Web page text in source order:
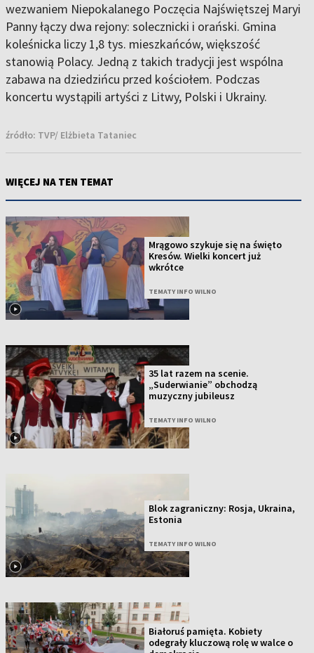
wezwaniem Niepokalanego Poczęcia Najświętszej Maryi
Panny łączy dwa rejony: solecznicki i orański. Gmina
koleśnicka liczy 1,8 tys. mieszkańców, większość
stanowią Polacy. Jedną z takich tradycji jest wspólna
zabawa na dziedzińcu przed kościołem. Podczas
koncertu wystąpili artyści z Litwy, Polski i Ukrainy.
źródło: TVP/ Elżbieta Tataniec
WIĘCEJ NA TEN TEMAT
Mrągowo szykuje się na święto
Kresów. Wielki koncert już
wkrótce
TEMATY INFO WILNO
35 lat razem na scenie.
„Suderwianie” obchodzą
muzyczny jubileusz
TEMATY INFO WILNO
Blok zagraniczny: Rosja, Ukraina,
Estonia
TEMATY INFO WILNO
Białoruś pamięta. Kobiety
odegrały kluczową rolę w walce o